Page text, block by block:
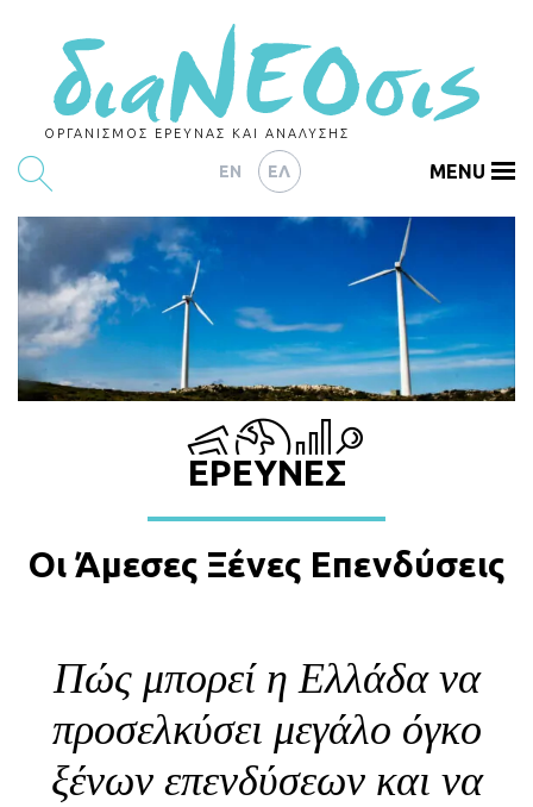
ΟΡΓΑΝΙΣΜΟΣ ΕΡΕΥΝΑΣ ΚΑΙ ΑΝΑΛΥΣΗΣ
EN ΕΛ
ΕΡΕΥΝΕΣ
ΑΡΘΡΟΓΡΑΦΙΑ
ΕΚΔΗΛΩΣΕΙΣ
DATA
ΔΕΙΚΤΕΣ
PODCASTS
BLOG
ΕΚΔΟΣΕΙΣ
MENU
ΕΡΕΥΝΕΣ
Οι Άμεσες Ξένες Επενδύσεις
Πώς μπορεί η Ελλάδα να
προσελκύσει μεγάλο όγκο
ξένων επενδύσεων και να